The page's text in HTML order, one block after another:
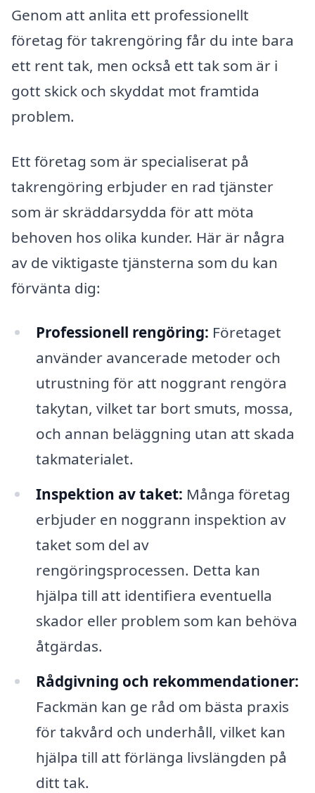
Genom att anlita ett professionellt
företag för takrengöring får du inte bara
ett rent tak, men också ett tak som är i
gott skick och skyddat mot framtida
problem.
Ett företag som är specialiserat på
takrengöring erbjuder en rad tjänster
som är skräddarsydda för att möta
behoven hos olika kunder. Här är några
av de viktigaste tjänsterna som du kan
förvänta dig:
Professionell rengöring: Företaget
använder avancerade metoder och
utrustning för att noggrant rengöra
takytan, vilket tar bort smuts, mossa,
och annan beläggning utan att skada
takmaterialet.
Inspektion av taket: Många företag
erbjuder en noggrann inspektion av
taket som del av
rengöringsprocessen. Detta kan
hjälpa till att identifiera eventuella
skador eller problem som kan behöva
åtgärdas.
Rådgivning och rekommendationer:
Fackmän kan ge råd om bästa praxis
för takvård och underhåll, vilket kan
hjälpa till att förlänga livslängden på
ditt tak.